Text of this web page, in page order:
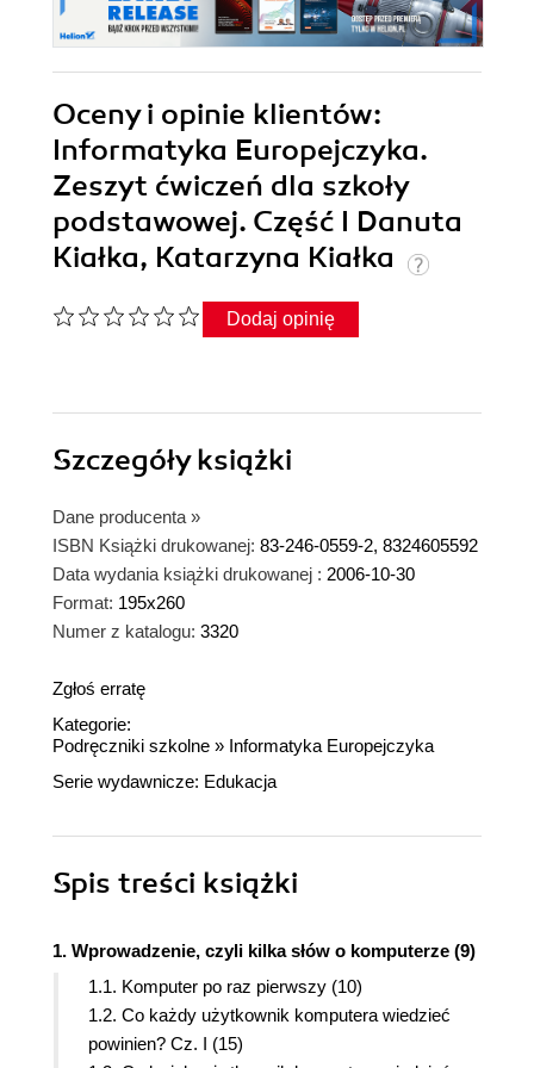
Oceny i opinie klientów:
Informatyka Europejczyka.
Zeszyt ćwiczeń dla szkoły
podstawowej. Część I Danuta
Kiałka, Katarzyna Kiałka
Dodaj opinię
Szczegółyksiążki
Dane producenta »
ISBN Książki drukowanej: 83-246-0559-2, 8324605592
Data wydania książki drukowanej : 2006-10-30
Format: 195x260
Numer z katalogu: 3320
Zgłoś erratę
Kategorie:
Podręczniki szkolne » Informatyka Europejczyka
Serie wydawnicze: Edukacja
Spis treści książki
1. Wprowadzenie, czyli kilka słów o komputerze (9)
1.1. Komputer po raz pierwszy (10)
1.2. Co każdy użytkownik komputera wiedzieć
powinien? Cz. I (15)